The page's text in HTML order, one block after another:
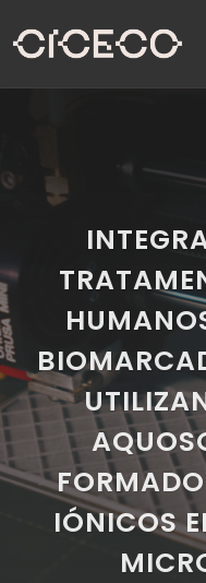
IÓNICOS